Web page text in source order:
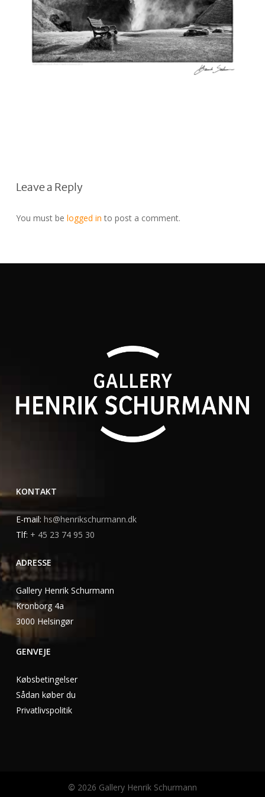
Leave a Reply
You must be logged in to post a comment.
KONTAKT
E-mail: hs@henrikschurmann.dk
Tlf: + 45 23 74 95 30
ADRESSE
Gallery Henrik Schurmann
Kronborg 4a
3000 Helsingør
GENVEJE
Købsbetingelser
Sådan køber du
Privatlivspolitik
© 2026 Gallery Henrik Schurmann